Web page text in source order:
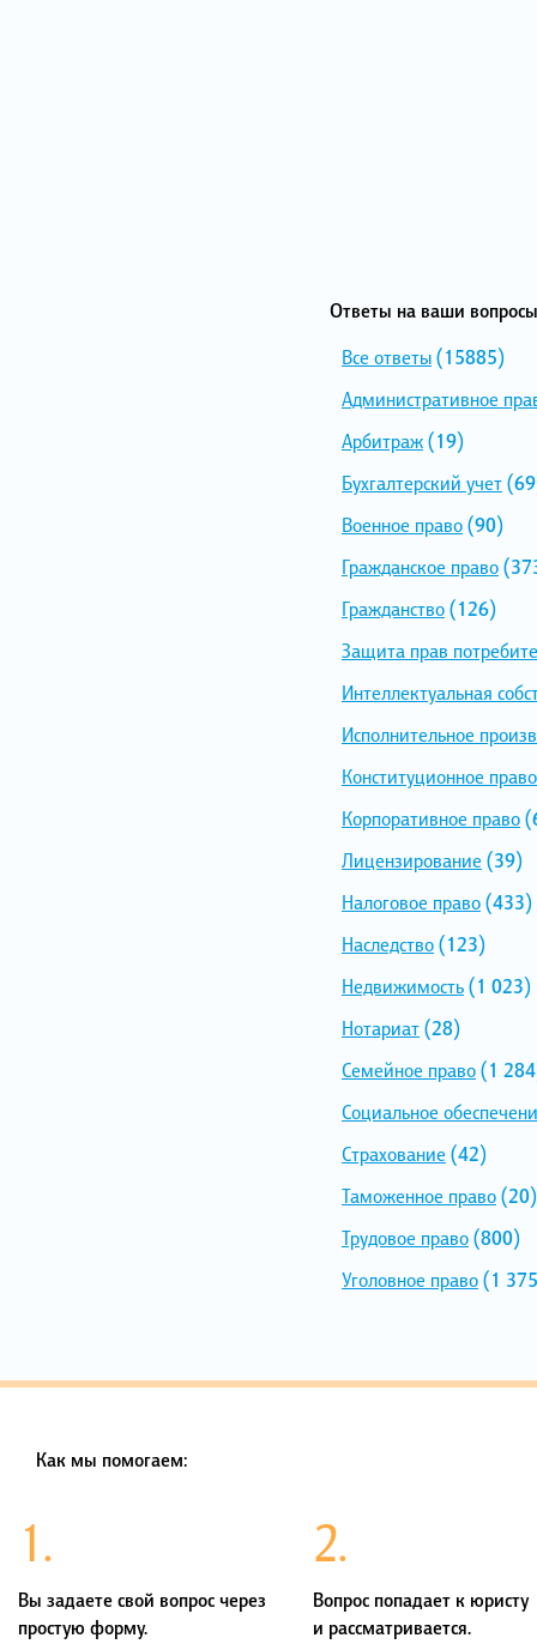
Ответы на ваши
Все ответы(15885)
Административное
Арбитраж(19)
Бухгалтерский учет
Военное право(90)
Гражданское право
Гражданство(126)
Защита прав
Интеллектуальная
Исполнительное
Конституционное право
Корпоративное право
Лицензирование (39)
Налоговое право(433)
Наследство(123)
Недвижимость(1 023)
Нотариат(28)
Семейное право(1
Социальное
Страхование (42)
Таможенное право(20)
Трудовое право(800)
Уголовное право(1
Как мы помогаем:
1.
Вы задаете свой вопрос через
простую форму.
2.
Вопрос попадает к юристу
и рассматривается.